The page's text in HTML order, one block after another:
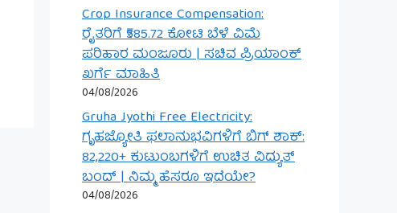
Crop Insurance Compensation:
ರೈತರಿಗೆ ₹585.72 ಕೋಟಿ ಬೆಳೆ ವಿಮೆ
ಪರಿಹಾರ ಮಂಜೂರು | ಸಚಿವ ಪ್ರಿಯಾಂಕ್
ಖರ್ಗೆ ಮಾಹಿತಿ
04/08/2026
Gruha Jyothi Free Electricity:
ಗೃಹಜ್ಯೋತಿ ಫಲಾನುಭವಿಗಳಿಗೆ ಬಿಗ್ ಶಾಕ್:
82,220+ ಕುಟುಂಬಗಳಿಗೆ ಉಚಿತ ವಿದ್ಯುತ್
ಬಂದ್ | ನಿಮ್ಮ ಹೆಸರೂ ಇದೆಯೇ?
04/08/2026